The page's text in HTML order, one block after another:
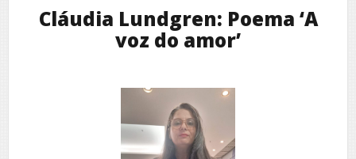
Cláudia Lundgren: Poema ‘A
voz do amor’